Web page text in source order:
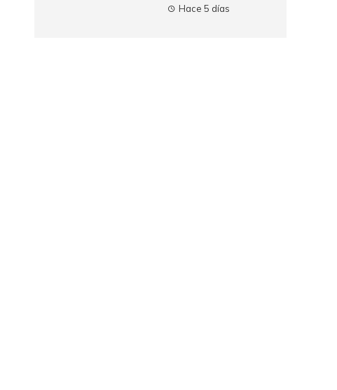
Hace 5 días